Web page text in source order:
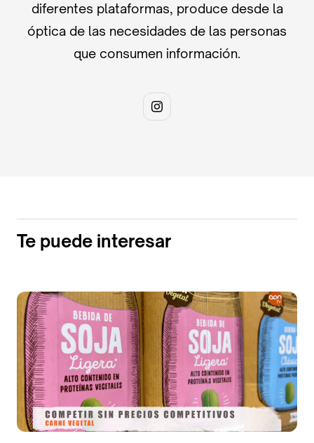
diferentes plataformas, produce desde la
óptica de las necesidades de las personas
que consumen información.
Te puede interesar